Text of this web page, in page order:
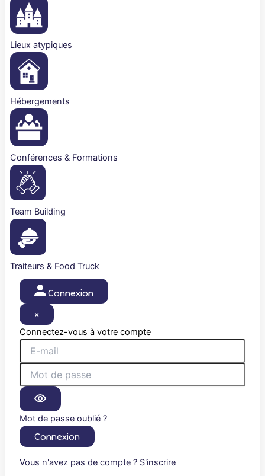
Lieux atypiques
Hébergements
Conférences & Formations
Team Building
Traiteurs & Food Truck
Connexion
×
Connectez-vous à votre compte
Mot de passe oublié ?
Connexion
Vous n'avez pas de compte ? S'inscrire